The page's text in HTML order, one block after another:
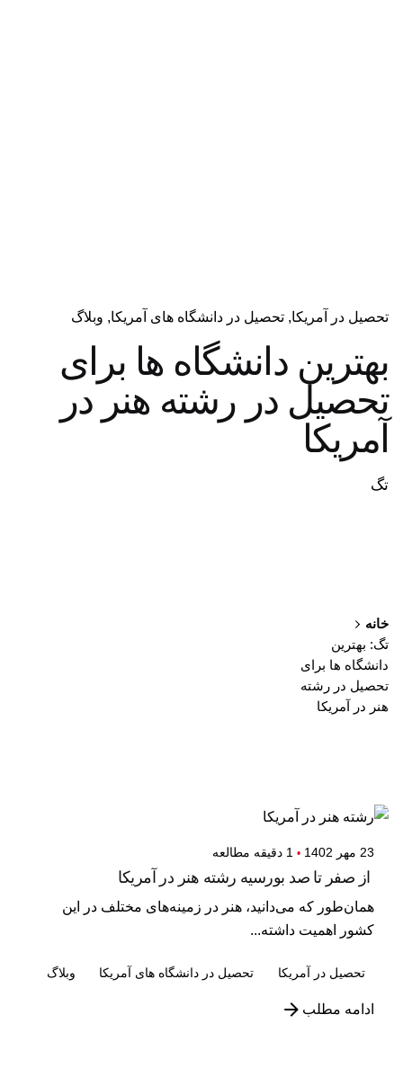
تحصیل در آمریکا تحصیل در دانشگاه های آمریکا وبلاگ
بهترین دانشگاه ها برای
تحصیل در رشته هنر در
آمریکا
تگ
خانه
تگ: بهترین
دانشگاه ها برای
تحصیل در رشته
هنر در آمریکا
23 مهر 1402 1 دقیقه مطالعه
از صفر تا صد بورسیه رشته هنر در آمریکا
همان‌طور که می‌دانید،‌ هنر در زمینه‌های مختلف در این
کشور اهمیت داشته...
تحصیل در آمریکا تحصیل در دانشگاه های آمریکا وبلاگ
ادامه مطلب